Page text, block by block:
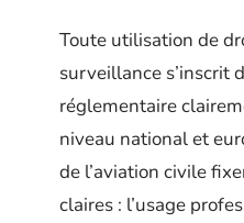
Toute utilisation de
surveillance s’inscrit
réglementaire
niveau national et
de l’aviation civile
claires : l’usage